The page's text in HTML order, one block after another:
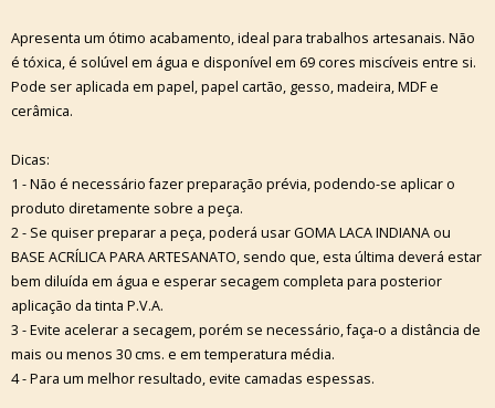
Apresenta um ótimo acabamento, ideal para trabalhos artesanais. Não
é tóxica, é solúvel em água e disponível em 69 cores miscíveis entre si.
Pode ser aplicada em papel, papel cartão, gesso, madeira, MDF e
cerâmica.
Dicas:
1 - Não é necessário fazer preparação prévia, podendo-se aplicar o
produto diretamente sobre a peça.
2 - Se quiser preparar a peça, poderá usar GOMA LACA INDIANA ou
BASE ACRÍLICA PARA ARTESANATO, sendo que, esta última deverá estar
bem diluída em água e esperar secagem completa para posterior
aplicação da tinta P.V.A.
3 - Evite acelerar a secagem, porém se necessário, faça-o a distância de
mais ou menos 30 cms. e em temperatura média.
4 - Para um melhor resultado, evite camadas espessas.